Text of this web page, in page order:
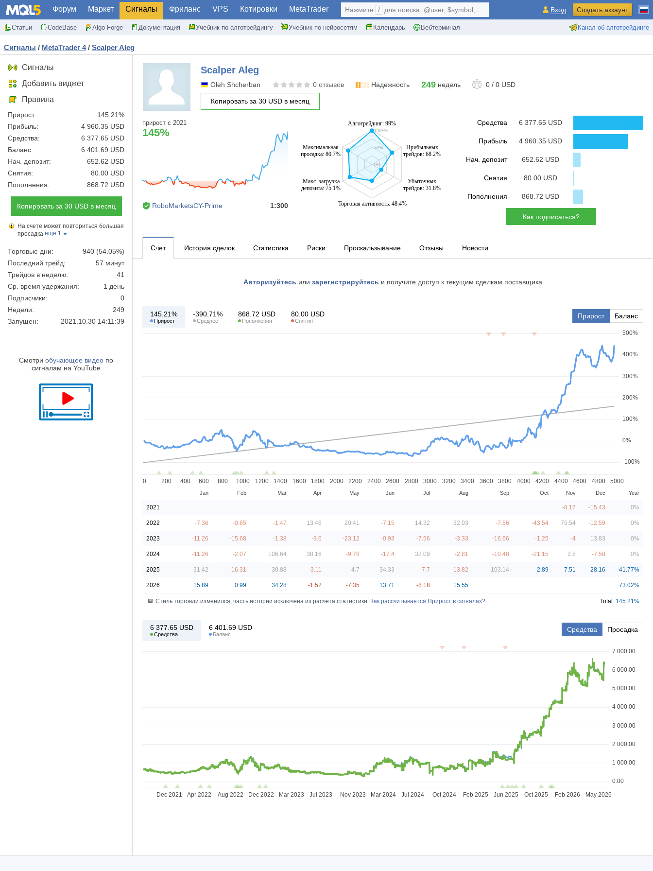
Форум Маркет Сигналы Фриланс VPS Котировки MetaTrader
Статьи CodeBase Algo Forge Документация Учебник по алготрейдингу Учебник по нейросетям Календарь Вебтерминал Канал об алготрейдинге
Нажмите / для поиска: @user, $symbol, ... Вход Создать аккаунт
Сигналы / MetaTrader 4 / Scalper Aleg
Сигналы
Добавить виджет
Правила
Прирост:
145.21%
Прибыль:
4 960.35 USD
Средства:
6 377.65 USD
Баланс:
6 401.69 USD
Нач. депозит:
652.62 USD
Снятия:
80.00 USD
Пополнения:
868.72 USD
Копировать за 30 USD в месяц
На счете может повториться большая
просадка еще 1
Торговые дни:
940 (54.05%)
Последний трейд:
57 минут
Трейдов в неделю:
41
Ср. время удержания:
1 день
Подписчики:
0
Недели:
249
Запущен:
2021.10.30 14:11:39
Смотри обучающее видео по
сигналам на YouTube
Scalper Aleg
Oleh Shcherban 0 отзывов Надежность 249 недель 0 / 0 USD
Копировать за 30 USD в месяц
прирост с 2021
145%
RoboMarketsCY-Prime 1:300
Средства 6 377.65 USD
Прибыль 4 960.35 USD
Нач. депозит 652.62 USD
Снятия 80.00 USD
Пополнения 868.72 USD
Как подписаться?
0%
50%
100+%
Прибыльных
трейдов: 68.2%
Убыточных
трейдов: 31.8%
Торговая активность: 48.4%
Макс. загрузка
депозита: 75.1%
Максимальная
просадка: 80.7%
Алготрейдинг: 99%
Счет История сделок Статистика Риски Проскальзывание Отзывы Новости
Авторизуйтесь или зарегистрируйтесь и получите доступ к текущим сделкам поставщика
Прирост Баланс
145.21%
Прирост
-390.71%
Среднее
868.72 USD
Пополнения
80.00 USD
Снятия
0 200 400 600 800 1000 1200 1400 1600 1800 2000 2200 2400 2600 2800 3000 3200 3400 3600 3800 4000 4200 4400 4600 4800 5000
-100%
0%
100%
200%
300%
400%
500%
Jan Feb Mar Apr May Jun Jul Aug Sep Oct Nov Dec Year
2021 -8.17 -15.43 0%
2022 -7.36 -0.65 -1.47 13.46 20.41 -7.15 14.32 32.03 -7.56 -43.54 75.54 -12.59 0%
2023 -11.26 -15.68 -1.38 -9.6 -23.12 -0.93 -7.56 -3.33 -16.66 -1.25 -4 13.83 0%
2024 -11.26 -2.07 106.64 38.16 -9.78 -17.4 32.09 -2.81 -10.48 -21.15 2.8 -7.58 0%
2025 31.42 -16.31 30.88 -3.11 4.7 34.33 -7.7 -13.82 103.14 2.89 7.51 28.16 41.77%
2026 15.89 0.99 34.28 -1.52 -7.35 13.71 -8.18 15.55 73.02%
Стиль торговли изменился, часть истории исключена из расчета статистики. Как рассчитывается Прирост в сигналах? Total: 145.21%
Средства Просадка
6 377.65 USD
Средства
6 401.69 USD
Баланс
Dec 2021 Apr 2022 Aug 2022 Dec 2022 Mar 2023 Jul 2023 Nov 2023 Mar 2024 Jul 2024 Oct 2024 Feb 2025 Jun 2025 Oct 2025 Feb 2026 May 2026
0.00
1 000.00
2 000.00
3 000.00
4 000.00
5 000.00
6 000.00
7 000.00